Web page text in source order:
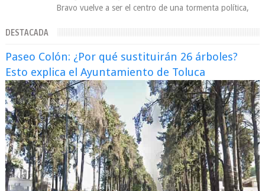
Bravo vuelve a ser el centro de una tormenta política,
DESTACADA
Paseo Colón: ¿Por qué sustituirán 26 árboles?
Esto explica el Ayuntamiento de Toluca